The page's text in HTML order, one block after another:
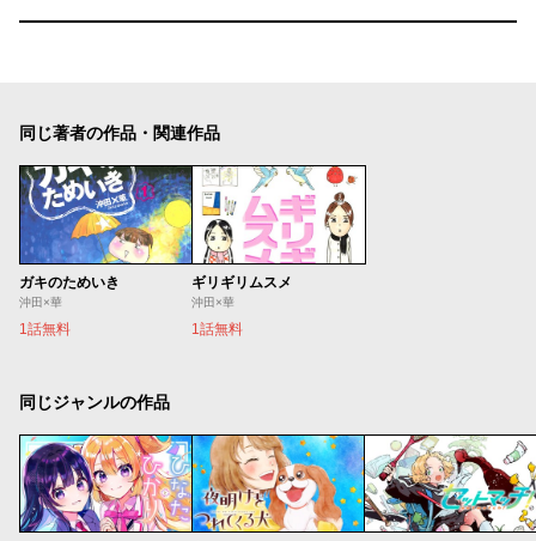
同じ著者の作品・関連作品
ガキのためいき
沖田×華
1話無料
ギリギリムスメ
沖田×華
1話無料
同じジャンルの作品